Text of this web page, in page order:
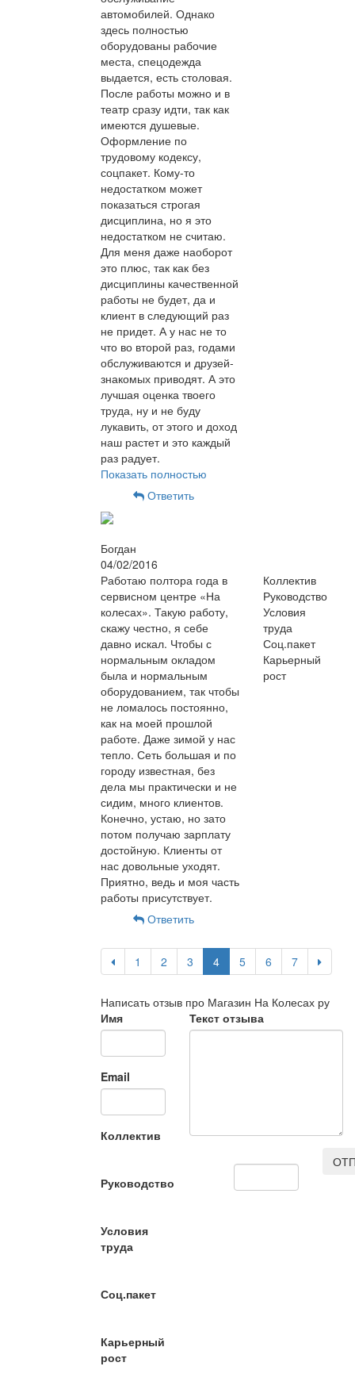
автомобилей. Однако
здесь полностью
оборудованы рабочие
места, спецодежда
выдается, есть столовая.
После работы можно и в
театр сразу идти, так как
имеются душевые.
Оформление по
трудовому кодексу,
соцпакет. Кому-то
недостатком может
показаться строгая
дисциплина, но я это
недостатком не считаю.
Для меня даже наоборот
это плюс, так как без
дисциплины качественной
работы не будет, да и
клиент в следующий раз
не придет. А у нас не то
что во второй раз, годами
обслуживаются и друзей-
знакомых приводят. А это
лучшая оценка твоего
труда, ну и не буду
лукавить, от этого и доход
наш растет и это каждый
раз радует.
Показать полностью
Ответить
Богдан
04/02/2016
Работаю полтора года в
сервисном центре «На
колесах». Такую работу,
скажу честно, я себе
давно искал. Чтобы с
нормальным окладом
была и нормальным
оборудованием, так чтобы
не ломалось постоянно,
как на моей прошлой
работе. Даже зимой у нас
тепло. Сеть большая и по
городу известная, без
дела мы практически и не
сидим, много клиентов.
Конечно, устаю, но зато
потом получаю зарплату
достойную. Клиенты от
нас довольные уходят.
Приятно, ведь и моя часть
работы присутствует.
Коллектив
Руководство
Условия
труда
Соц.пакет
Карьерный
рост
Ответить
1 2 3 4 5 6 7
Написать отзыв про Магазин На Колесах ру
Имя
Email
Коллектив
Руководство
Условия
труда
Соц.пакет
Карьерный
рост
Текст отзыва